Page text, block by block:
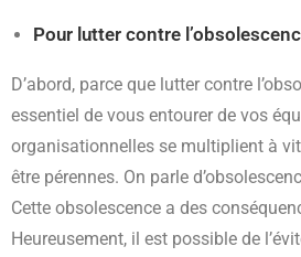
Pour lutter contre
D’abord, parce que lutter contre
essentiel de vous entourer de vos
organisationnelles se multiplient à
être pérennes. On parle
Cette obsolescence a des
Heureusement, il est possible de